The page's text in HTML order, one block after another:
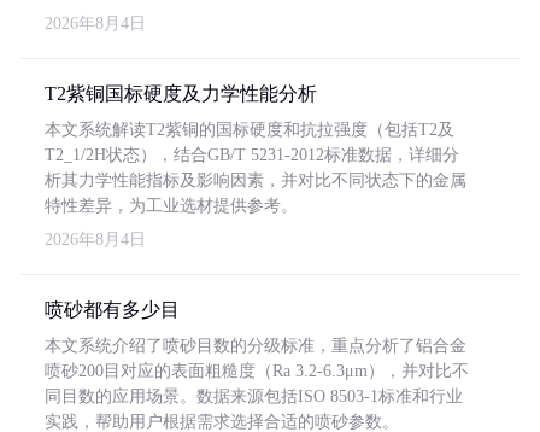
2026年8月4日
T2紫铜国标硬度及力学性能分析
本文系统解读T2紫铜的国标硬度和抗拉强度（包括T2及
T2_1/2H状态），结合GB/T 5231-2012标准数据，详细分
析其力学性能指标及影响因素，并对比不同状态下的金属
特性差异，为工业选材提供参考。
2026年8月4日
喷砂都有多少目
本文系统介绍了喷砂目数的分级标准，重点分析了铝合金
喷砂200目对应的表面粗糙度（Ra 3.2-6.3μm），并对比不
同目数的应用场景。数据来源包括ISO 8503-1标准和行业
实践，帮助用户根据需求选择合适的喷砂参数。